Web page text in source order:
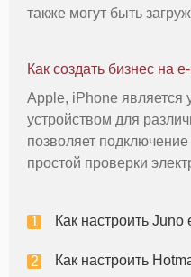
также могут быть
пароль и полное имя
Как создать бизнес на
Apple, iPhone
устройством для
позволяет
простой проверки
как Yahoo !, Google или
Как настроить
Как настроить